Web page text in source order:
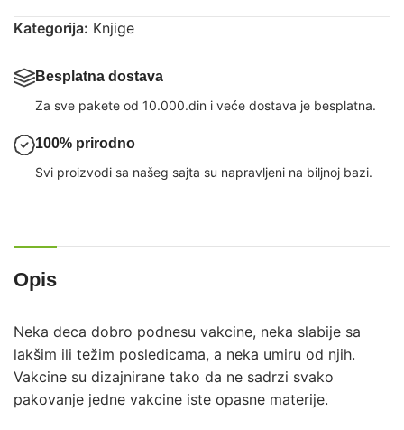
Kategorija: Knjige
Besplatna dostava
Za sve pakete od 10.000.din i veće dostava je besplatna.
100% prirodno
Svi proizvodi sa našeg sajta su napravljeni na biljnoj bazi.
Opis
Neka deca dobro podnesu vakcine, neka slabije sa
lakšim ili težim posledicama, a neka umiru od njih.
Vakcine su dizajnirane tako da ne sadrzi svako
pakovanje jedne vakcine iste opasne materije.